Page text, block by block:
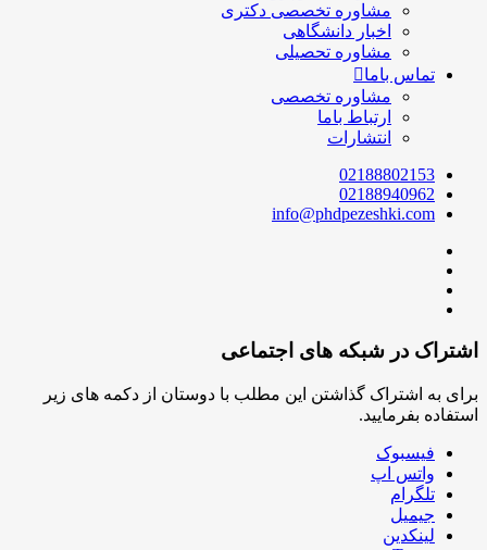
مشاوره تخصصی دکتری
اخبار دانشگاهی
مشاوره تحصیلی
تماس باما
مشاوره تخصصی
ارتباط باما
انتشارات
02188802153
02188940962
info@phdpezeshki.com
اشتراک در شبکه های اجتماعی
برای به اشتراک گذاشتن این مطلب با دوستان از دکمه های زیر
استفاده بفرمایید.
فیسبوک
واتس اپ
تلگرام
جیمیل
لینکدین